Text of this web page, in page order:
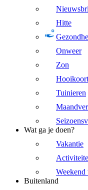
Hitte
Onweer
Zon
Tuinieren
Wat ga je doen?
Vakantie
Weekend
Buitenland